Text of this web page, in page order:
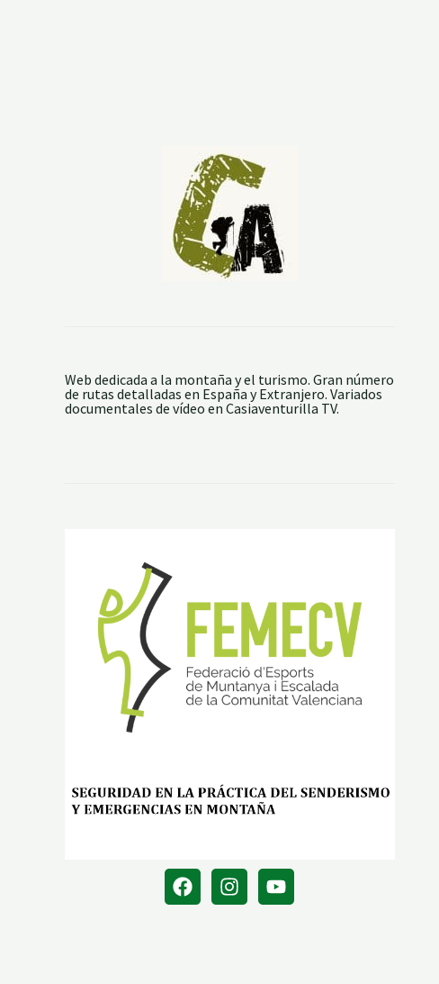
Web dedicada a la montaña y el turismo. Gran número
de rutas detalladas en España y Extranjero. Variados
documentales de vídeo en Casiaventurilla TV.